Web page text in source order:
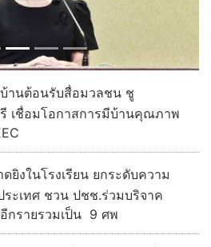
บ้านต้อนรับสื่อมวลชน ชู
เชื่อมโอกาสการมีบ้านคุณภาพ
ดยิงในโรงเรียน ยกระดับความ
ะเทศ ชวน ปชช.ร่วมบริจาค
กรายรวมเป็น 9 ศพ